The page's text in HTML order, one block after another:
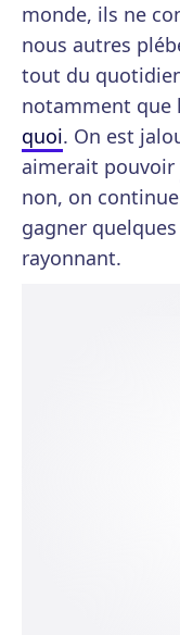
monde, ils ne
nous autres
tout du
notamment que
quoi. On est
aimerait pouvoir
non, on
gagner
rayonnant.